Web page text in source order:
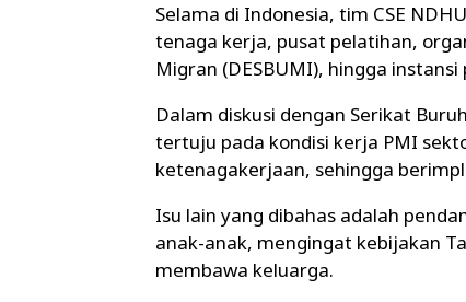
Selama di Indonesia, tim CSE
tenaga kerja, pusat pelatihan,
Migran (DESBUMI), hingga
Dalam diskusi dengan Serikat
tertuju pada kondisi kerja PMI
ketenagakerjaan, sehingga
Isu lain yang dibahas adalah
anak-anak, mengingat kebijakan
membawa keluarga.